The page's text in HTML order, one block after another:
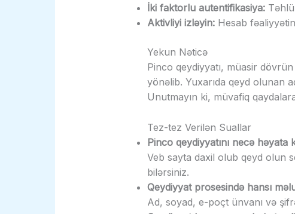
İki faktorlu autentifikasiya:
Aktivliyi izləyin: Hesab
Yekun Nəticə
Pinco qeydiyyatı, müasir
yönəlib. Yuxarıda qeyd olunan
Unutmayın ki, müvafiq
Tez-tez Verilən Suallar
Pinco qeydiyyatını necə həyata
Veb sayta daxil olub qeyd olun
bilərsiniz.
Qeydiyyat prosesində hansı
Ad, soyad, e-poçt ünvanı və